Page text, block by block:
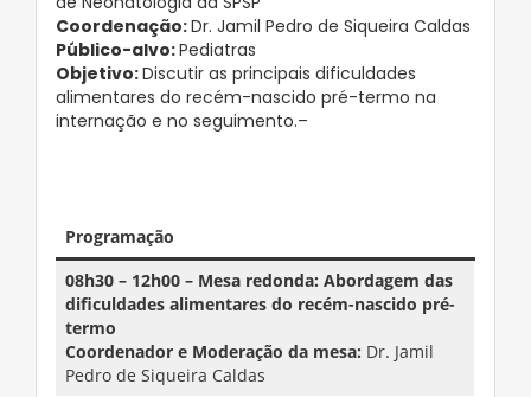
Coordenação:Dr. Jamil Pedro de Siqueira Caldas
Público-alvo:Pediatras
Objetivo:Discutir as principais dificuldades
alimentares do recém-nascido pré-termo na
internação e no seguimento.–
Programação
08h30 – 12h00 – Mesa redonda: Abordagem das
dificuldades alimentares do recém-nascido pré-
termo
Coordenador e Moderação da mesa: Dr. Jamil
Pedro de Siqueira Caldas